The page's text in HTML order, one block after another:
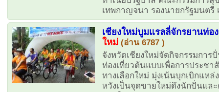
เทพกาญจนา รองนายกรัฐมนตรี
เชียงใหม่บูมแรลลี่จักรยานท่
ใหม่ (อ่าน 6787 )
จังหวัดเชียงใหม่จัดกิจกรรมการ
ท่องเที่ยวต้นแบบเพื่อการประชา
ทางเลือกใหม่ มุ่งเน้นบุกเบิกแห
หวังเป็นจุดขายใหม่ดึงนักปั่นแล